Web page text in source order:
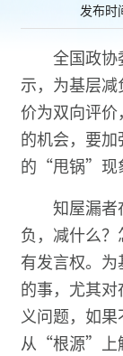
发布时
全国政协
示，为基层
价为双向评
的机会，要
的“甩锅”现
知屋漏者
负，减什么
有发言权。
的事，尤其
义问题，如
从“根源”上